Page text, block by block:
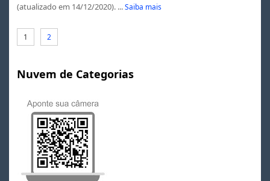
(atualizado em 14/12/2020). ... Saiba mais
1 2
Nuvem de Categorias